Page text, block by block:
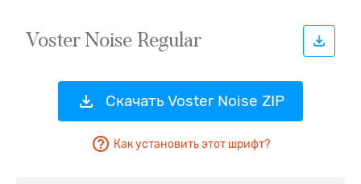
Скачать Voster Noise ZIP
Как установить этот шрифт?